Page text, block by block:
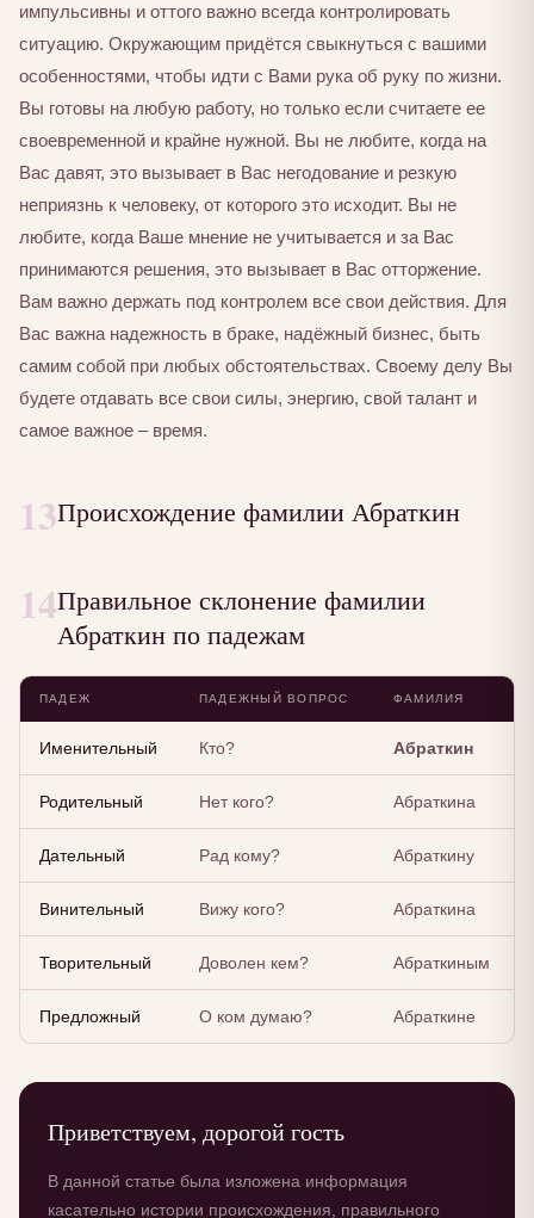
импульсивны и оттого важно всегда контролировать
ситуацию. Окружающим придётся свыкнуться с вашими
особенностями, чтобы идти с Вами рука об руку по жизни.
Вы готовы на любую работу, но только если считаете ее
своевременной и крайне нужной. Вы не любите, когда на
Вас давят, это вызывает в Вас негодование и резкую
неприязнь к человеку, от которого это исходит. Вы не
любите, когда Ваше мнение не учитывается и за Вас
принимаются решения, это вызывает в Вас отторжение.
Вам важно держать под контролем все свои действия. Для
Вас важна надежность в браке, надёжный бизнес, быть
самим собой при любых обстоятельствах. Своему делу Вы
будете отдавать все свои силы, энергию, свой талант и
самое важное – время.
13Происхождение фамилии Абраткин
14Правильное склонение фамилии
Абраткин по падежам
ПАДЕЖ ПАДЕЖНЫЙ ВОПРОС ФАМИЛИЯ
Именительный Кто? Абраткин
Родительный Нет кого? Абраткина
Дательный Рад кому? Абраткину
Винительный Вижу кого? Абраткина
Творительный Доволен кем? Абраткиным
Предложный О ком думаю? Абраткине
Приветствуем, дорогой гость
В данной статье была изложена информация
касательно истории происхождения, правильного